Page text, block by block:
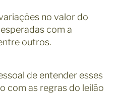
no valor do
com a
outros.
de entender esses
com as regras do leilão